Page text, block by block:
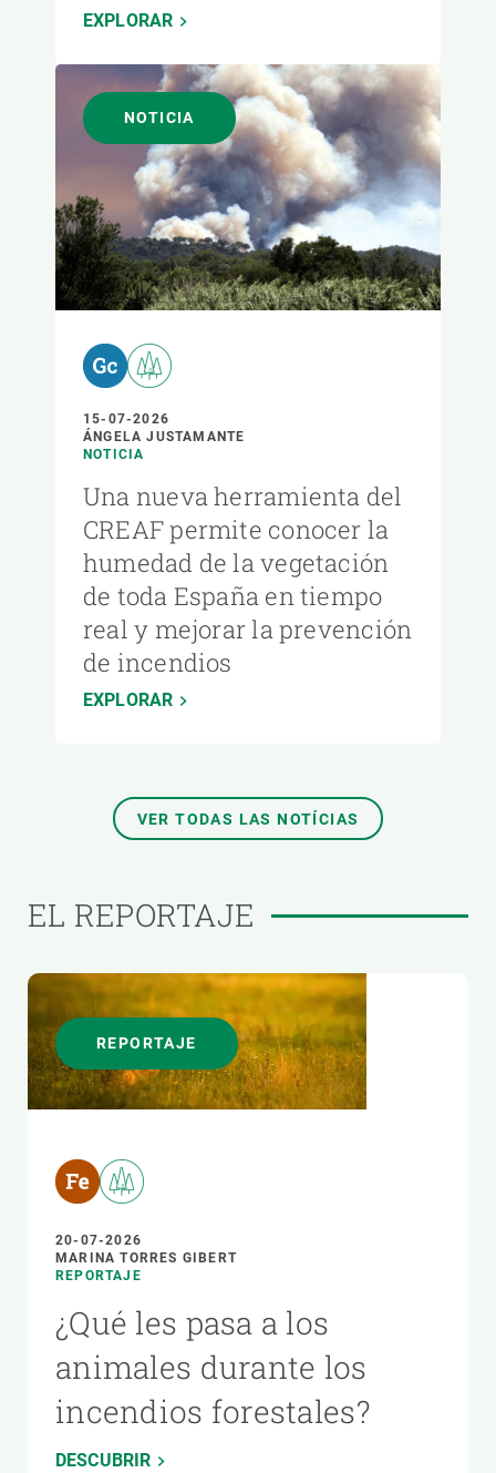
EXPLORAR
NOTICIA
15-07-2026
ÁNGELA JUSTAMANTE
NOTICIA
Una nueva herramienta del
CREAF permite conocer la
humedad de la vegetación
de toda España en tiempo
real y mejorar la prevención
de incendios
EXPLORAR
VER TODAS LAS NOTÍCIAS
EL REPORTAJE
REPORTAJE
20-07-2026
MARINA TORRES GIBERT
REPORTAJE
¿Qué les pasa a los
animales durante los
incendios forestales?
DESCUBRIR